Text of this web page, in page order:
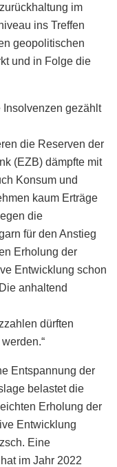
im
ins Treffen
geopolitischen
und in Folge die
Insolvenzen gezählt
die Reserven der
(EZB) dämpfte mit
Konsum und
kaum Erträge
die
für den Anstieg
Erholung der
Entwicklung schon
anhaltend
dürften
Entspannung der
belastet die
Erholung der
Entwicklung
Eine
im Jahr 2022